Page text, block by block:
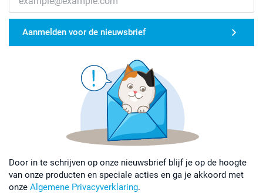
Aanmelden voor de nieuwsbrief
Door in te schrijven op onze nieuwsbrief blijf je op de hoogte
van onze producten en speciale acties en ga je akkoord met
onze Algemene Privacyverklaring.